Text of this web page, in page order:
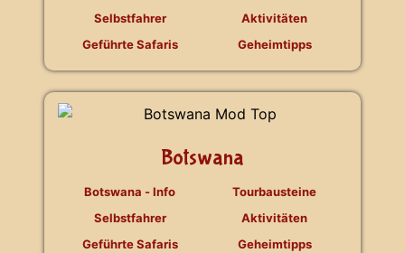
Selbstfahrer
Geführte Safaris
Aktivitäten
Geheimtipps
Botswana
Botswana - Info
Selbstfahrer
Geführte Safaris
Tourbausteine
Aktivitäten
Geheimtipps